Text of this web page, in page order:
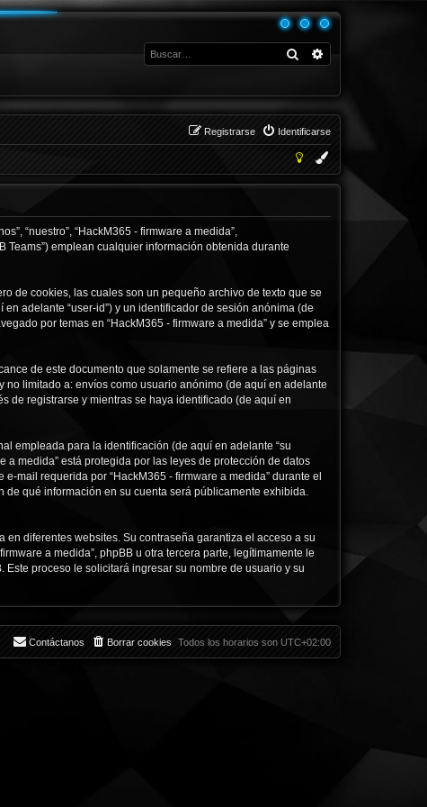
Buscar
Identificarse
Registrarse
“nuestro”, “HackM365 - firmware a medida”,
Teams”) emplean cualquier información obtenida durante
de cookies, las cuales son un pequeño archivo de texto que se
adelante “user-id”) y un identificador de sesión anónima (de
por temas en “HackM365 - firmware a medida” y se emplea
de este documento que solamente se refiere a las páginas
limitado a: envíos como usuario anónimo (de aquí en adelante
de registrarse y mientras se haya identificado (de aquí en
empleada para la identificación (de aquí en adelante “su
a medida” está protegida por las leyes de protección de datos
mail requerida por “HackM365 - firmware a medida” durante el
de qué información en su cuenta será públicamente exhibida.
diferentes websites. Su contraseña garantiza el acceso a su
a medida”, phpBB u otra tercera parte, legítimamente le
proceso le solicitará ingresar su nombre de usuario y su
Todos los horarios son UTC+02:00
Borrar cookies
Contáctanos